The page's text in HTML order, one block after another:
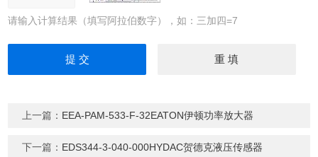
请输入计算结果（填写阿拉伯数字），如：三加四=7
上一篇： EEA-PAM-533-F-32EATON伊顿功率放大器
下一篇： EDS344-3-040-000HYDAC贺德克液压传感器